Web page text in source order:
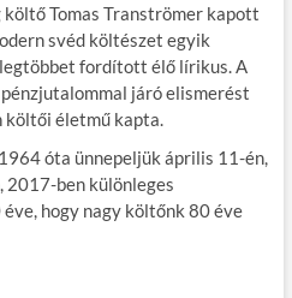
Tomas Tranströmer kapott
svéd költészet egyik
fordított élő lírikus. A
járó elismerést
költői életmű kapta.
óta ünnepeljük április 11-én,
2017-ben különleges
hogy nagy költőnk 80 éve